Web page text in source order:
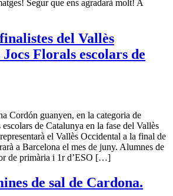
Segur que ens agradarà molt! A
del Vallès
Florals escolars de
Cordón guanyen, en la categoria de
de Catalunya en la fase del Vallès
el Vallès Occidental a la final de
a Barcelona el mes de juny. Alumnes de
de primària i 1r d’ESO […]
de sal de Cardona.